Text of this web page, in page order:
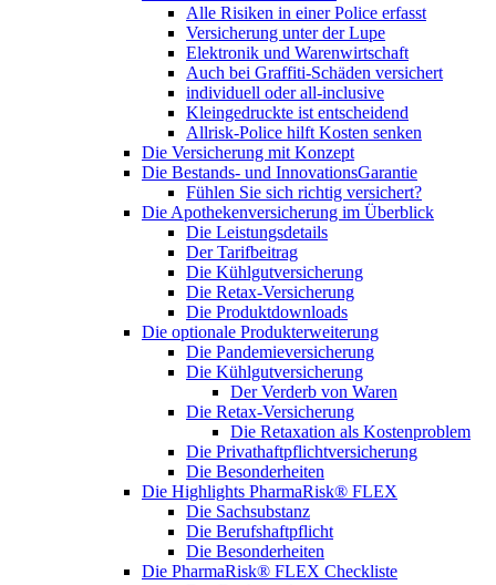
Alle Risiken in einer Police erfasst
Versicherung unter der Lupe
Elektronik und Warenwirtschaft
Auch bei Graffiti-Schäden versichert
individuell oder all-inclusive
Kleingedruckte ist entscheidend
Allrisk-Police hilft Kosten senken
Die Versicherung mit Konzept
Die Bestands- und InnovationsGarantie
Fühlen Sie sich richtig versichert?
Die Apothekenversicherung im Überblick
Die Leistungsdetails
Der Tarifbeitrag
Die Kühlgutversicherung
Die Retax-Versicherung
Die Produktdownloads
Die optionale Produkterweiterung
Die Pandemieversicherung
Die Kühlgutversicherung
Der Verderb von Waren
Die Retax-Versicherung
Die Retaxation als Kostenproblem
Die Privathaftpflichtversicherung
Die Besonderheiten
Die Highlights PharmaRisk® FLEX
Die Sachsubstanz
Die Berufshaftpflicht
Die Besonderheiten
Die PharmaRisk® FLEX Checkliste